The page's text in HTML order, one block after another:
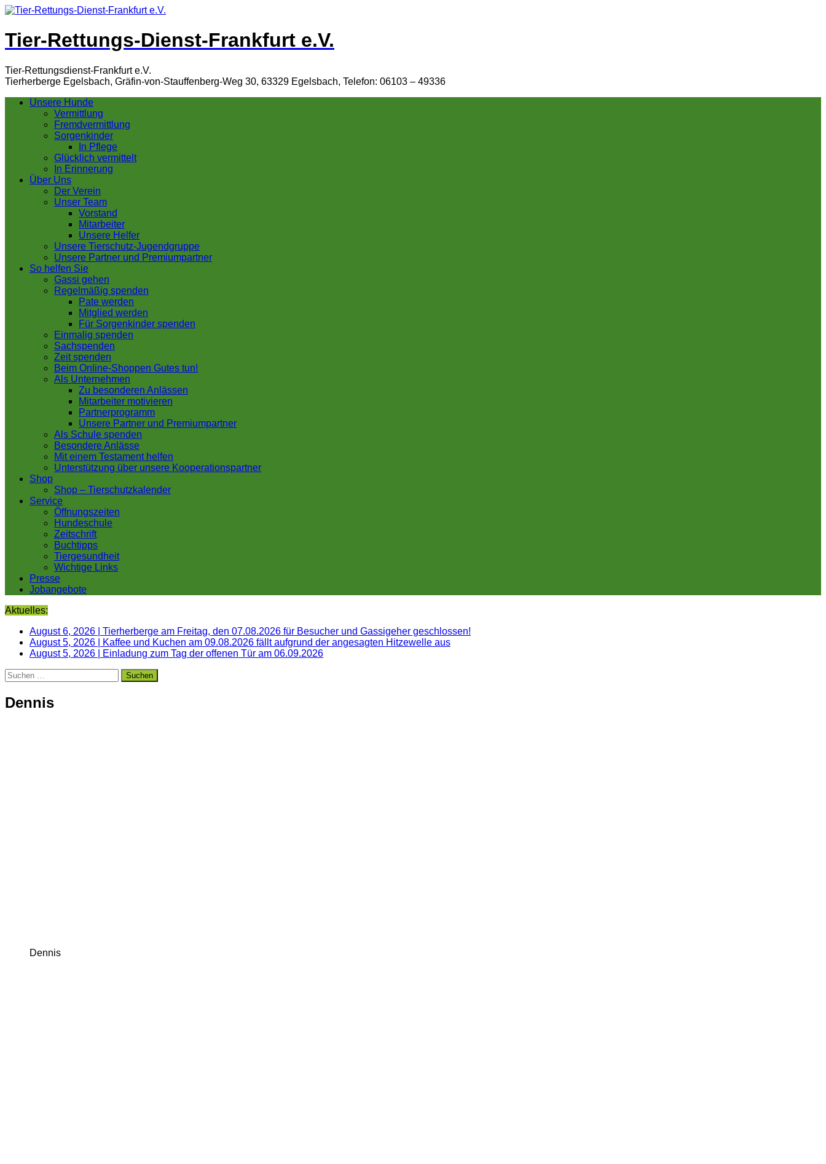
Tier-Rettungs-Dienst-Frankfurt e.V.
Tier-Rettungsdienst-Frankfurt e.V.
Tierherberge Egelsbach, Gräfin-von-Stauffenberg-Weg 30, 63329 Egelsbach, Telefon: 06103 – 49336
Unsere Hunde
Vermittlung
Fremdvermittlung
Sorgenkinder
In Pflege
Glücklich vermittelt
In Erinnerung
Über Uns
Der Verein
Unser Team
Vorstand
Mitarbeiter
Unsere Helfer
Unsere Tierschutz-Jugendgruppe
Unsere Partner und Premiumpartner
So helfen Sie
Gassi gehen
Regelmäßig spenden
Pate werden
Mitglied werden
Für Sorgenkinder spenden
Einmalig spenden
Sachspenden
Zeit spenden
Beim Online-Shoppen Gutes tun!
Als Unternehmen
Zu besonderen Anlässen
Mitarbeiter motivieren
Partnerprogramm
Unsere Partner und Premiumpartner
Als Schule spenden
Besondere Anlässe
Mit einem Testament helfen
Unterstützung über unsere Kooperationspartner
Shop
Shop – Tierschutzkalender
Service
Öffnungszeiten
Hundeschule
Zeitschrift
Buchtipps
Tiergesundheit
Wichtige Links
Presse
Jobangebote
Aktuelles:
August 6, 2026
Tierherberge am Freitag, den 07.08.2026 für Besucher und Gassigeher geschlossen!
August 5, 2026
Kaffee und Kuchen am 09.08.2026 fällt aufgrund der angesagten Hitzewelle aus
August 5, 2026
Einladung zum Tag der offenen Tür am 06.09.2026
Suchen
nach:
Dennis
Dennis